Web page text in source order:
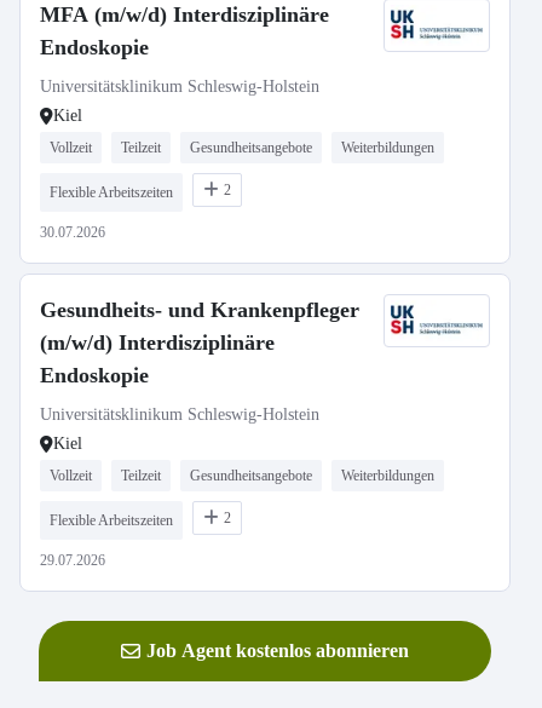
MFA (m/w/d) Interdisziplinäre
Endoskopie
Universitätsklinikum Schleswig-Holstein
Kiel
Vollzeit Teilzeit Gesundheitsangebote Weiterbildungen
Flexible Arbeitszeiten 2
30.07.2026
Gesundheits- und Krankenpfleger
(m/w/d) Interdisziplinäre
Endoskopie
Universitätsklinikum Schleswig-Holstein
Kiel
Vollzeit Teilzeit Gesundheitsangebote Weiterbildungen
Flexible Arbeitszeiten 2
29.07.2026
Job Agent kostenlos abonnieren